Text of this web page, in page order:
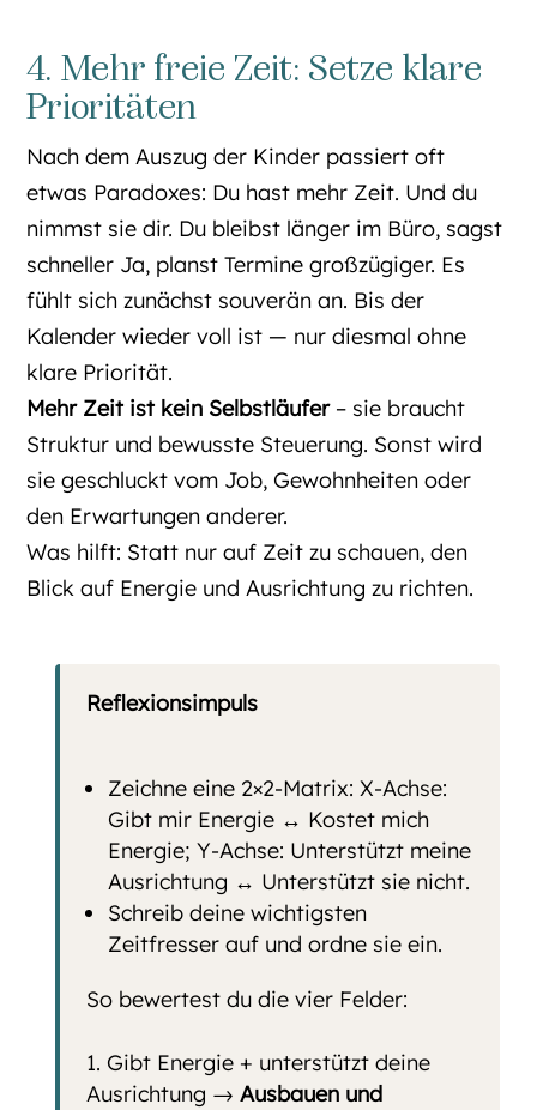
4. Mehr freie Zeit: Setze klare
Prioritäten
Nach dem Auszug der Kinder passiert oft
etwas Paradoxes: Du hast mehr Zeit. Und du
nimmst sie dir. Du bleibst länger im Büro, sagst
schneller Ja, planst Termine großzügiger. Es
fühlt sich zunächst souverän an. Bis der
Kalender wieder voll ist — nur diesmal ohne
klare Priorität.
Mehr Zeit ist kein Selbstläufer– sie braucht
Struktur und bewusste Steuerung. Sonst wird
sie geschluckt vom Job, Gewohnheiten oder
den Erwartungen anderer.
Was hilft: Statt nur auf Zeit zu schauen, den
Blick auf Energie und Ausrichtung zu richten.
Reflexionsimpuls
Zeichne eine 2×2-Matrix: X-Achse:
Gibt mir Energie ↔ Kostet mich
Energie; Y-Achse: Unterstützt meine
Ausrichtung ↔ Unterstützt sie nicht.
Schreib deine wichtigsten
Zeitfresser auf und ordne sie ein.
So bewertest du die vier Felder:
Gibt Energie + unterstützt deine
Ausrichtung →Ausbauen und